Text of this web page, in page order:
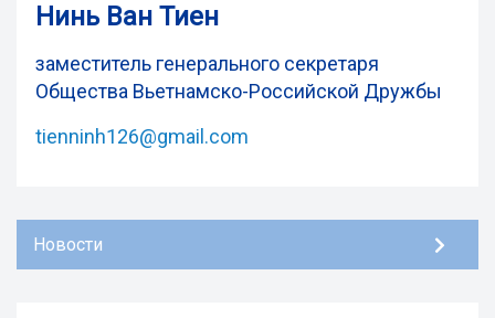
Нинь Ван Тиен
заместитель генерального секретаря
Общества Вьетнамско-Российской Дружбы
tienninh126@gmail.com
Новости